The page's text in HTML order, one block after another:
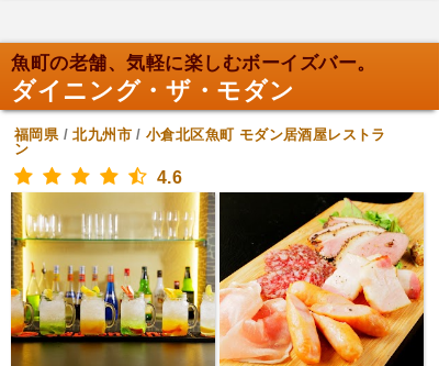
魚町の老舗、気軽に楽しむボーイズバー。
ダイニング・ザ・モダン
福岡県/北九州市/小倉北区魚町 モダン居酒屋レストラ
ン
4.6